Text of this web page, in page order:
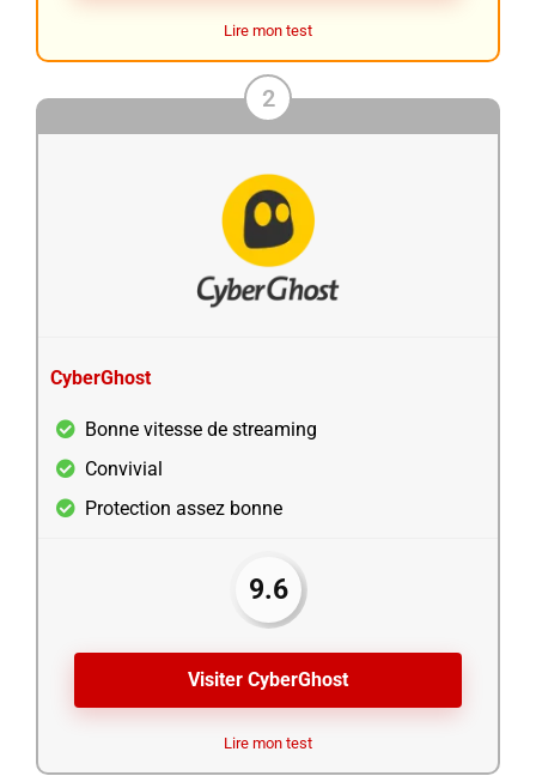
Lire mon test
2
CyberGhost
Bonne vitesse de streaming
Convivial
Protection assez bonne
9.6
Visiter CyberGhost
Lire mon test